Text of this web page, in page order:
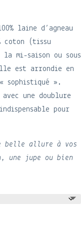
€.
laine d’agneau
coton (tissu
mi-saison ou sous
est arrondie en
sophistiqué ».
une doublure
pour
belle allure à vos
une jupe ou bien